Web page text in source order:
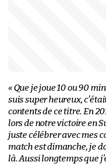
« Que je joue 10 ou 90
suis super heureux,
contents de ce titre. En
lors de notre victoire en
juste célébrer avec mes
match est dimanche, je
là. Aussi longtemps que